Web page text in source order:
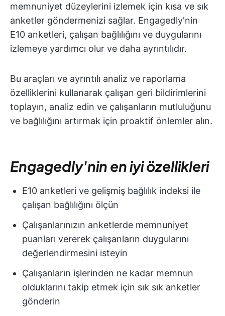
memnuniyet düzeylerini izlemek için kısa ve sık
anketler göndermenizi sağlar. Engagedly'nin
E10 anketleri, çalışan bağlılığını ve duygularını
izlemeye yardımcı olur ve daha ayrıntılıdır.
Bu araçları ve ayrıntılı analiz ve raporlama
özelliklerini kullanarak çalışan geri bildirimlerini
toplayın, analiz edin ve çalışanların mutluluğunu
ve bağlılığını artırmak için proaktif önlemler alın.
Engagedly'nin en iyi özellikleri
E10 anketleri ve gelişmiş bağlılık indeksi ile
çalışan bağlılığını ölçün
Çalışanlarınızın anketlerde memnuniyet
puanları vererek çalışanların duygularını
değerlendirmesini isteyin
Çalışanların işlerinden ne kadar memnun
olduklarını takip etmek için sık sık anketler
gönderin